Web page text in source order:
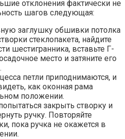
отклонения фактически не
шагов следующая:
заглушку обшивки потолка
стеклопакета, найдите
шестигранника, вставьте Г-
место и затяните его
петли приподнимаются, и
как оконная рама
положении.
закрыть створку и
ручку. Повторяйте
пока ручка не окажется в